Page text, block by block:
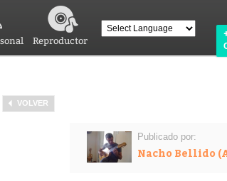
Reproductor
VOLVER
Publicado por:
Nacho Bellido